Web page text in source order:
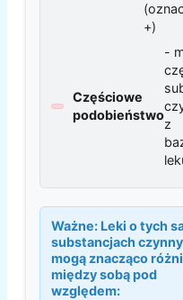
+)
Częściowe
podobieństwo
-
z
Ważne: Leki o tych
substancjach
mogą znacząco
między sobą pod
względem: